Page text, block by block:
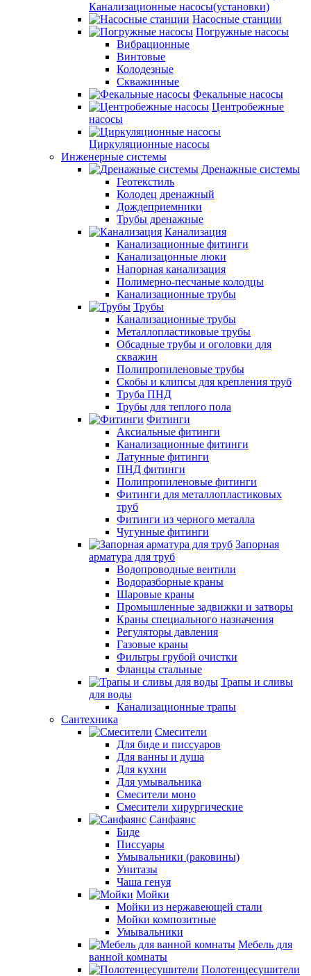
Канализационные насосы(установки)
Насосные станции
Погружные насосы
Вибрационные
Винтовые
Колодезные
Скважинные
Фекальные насосы
Центробежные
насосы
Циркуляционные насосы
Инженерные системы
Дренажные системы
Геотекстиль
Колодец дренажный
Дождеприемники
Трубы дренажные
Канализация
Канализационные фитинги
Канализацонные люки
Напорная канализация
Полимерно-песчаные колодцы
Канализационные трубы
Трубы
Канализационные трубы
Металлопластиковые трубы
Обсадные трубы и оголовки для
скважин
Полипропиленовые трубы
Скобы и клипсы для крепления труб
Труба ПНД
Трубы для теплого пола
Фитинги
Аксиальные фитинги
Канализационные фитинги
Латунные фитинги
ПНД фитинги
Полипропиленовые фитинги
Фитинги для металлопластиковых
труб
Фитинги из черного металла
Чугунные фитинги
Запорная
арматура для труб
Водопроводные вентили
Водоразборные краны
Шаровые краны
Промышленные задвижки и затворы
Краны специального назначения
Регуляторы давления
Газовые краны
Фильтры грубой очистки
Фланцы стальные
Трапы и сливы
для воды
Канализационные трапы
Сантехника
Смесители
Для биде и писсуаров
Для ванны и душа
Для кухни
Для умывальника
Смесители моно
Смесители хирургические
Санфаянс
Биде
Писсуары
Умывальники (раковины)
Унитазы
Чаша генуя
Мойки
Мойки из нержавеющей стали
Мойки композитные
Умывальники
Мебель для
ванной комнаты
Полотенцесушители